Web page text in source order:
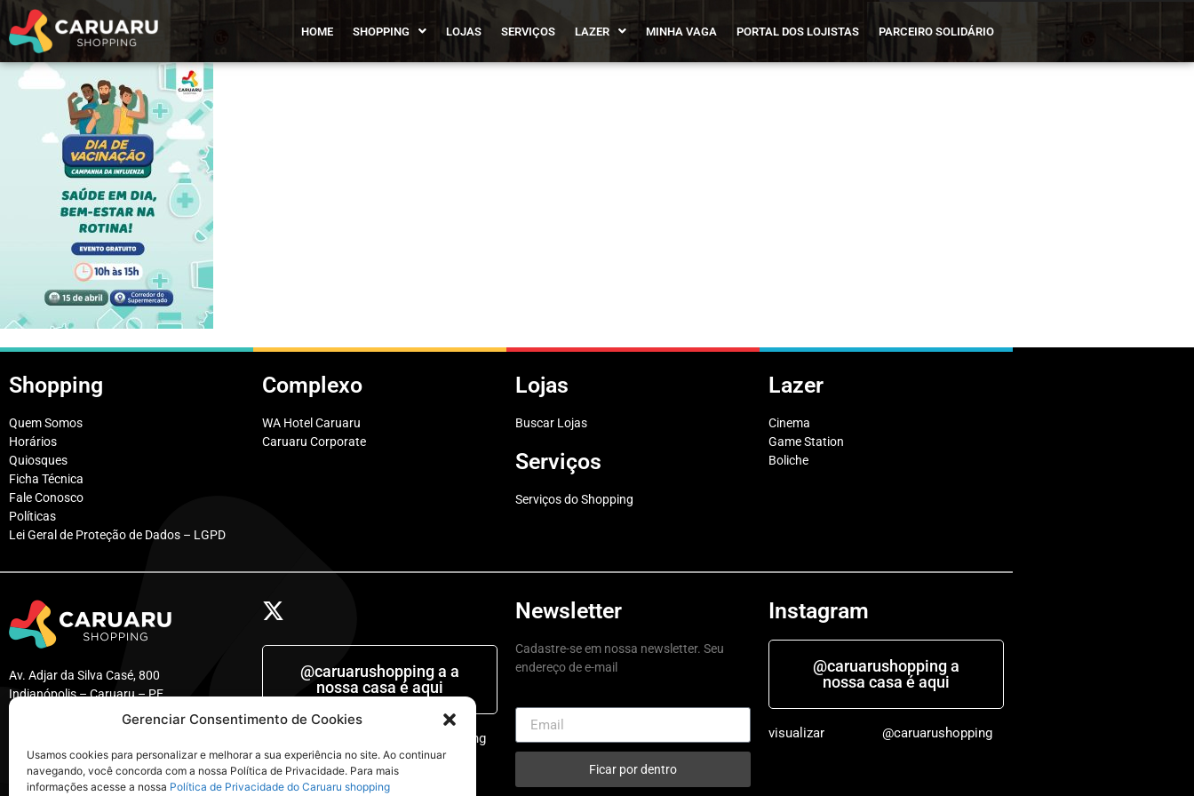
Gerenciar Consentimento de Cookies
Usamos cookies para personalizar e melhorar a sua experiência no site. Ao continuar
navegando, você concorda com a nossa Política de Privacidade. Para mais
informações acesse a nossa Política de Privacidade do Caruaru shopping
HOME SHOPPING LOJAS SERVIÇOS LAZER MINHA VAGA PORTAL DOS LOJISTAS PARCEIRO SOLIDÁRIO
Shopping
Quem Somos
Horários
Quiosques
Ficha Técnica
Fale Conosco
Políticas
Lei Geral de Proteção de Dados – LGPD
Complexo
WA Hotel Caruaru
Caruaru Corporate
Lojas
Buscar Lojas
Serviços
Serviços do Shopping
Lazer
Cinema
Game Station
Boliche
Av. Adjar da Silva Casé, 800
Indianópolis – Caruaru – PE
@caruarushopping a a
nossa casa é aqui
@caruarushopping
Newsletter
Cadastre-se em nossa newsletter. Seu
endereço de e-mail
Ficar por dentro
Instagram
@caruarushopping a
nossa casa é aqui
visualizar @caruarushopping